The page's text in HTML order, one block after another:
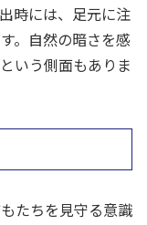
時には、足元に注
。自然の暗さを感
いう側面もありま
たちを見守る意識